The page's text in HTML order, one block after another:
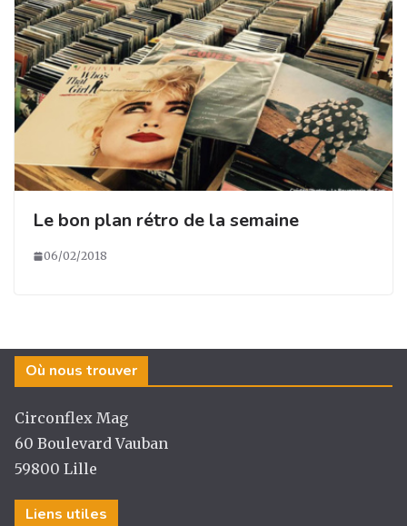
Le bon plan rétro de la semaine
06/02/2018
Où nous trouver
Circonflex Mag
60 Boulevard Vauban
59800 Lille
Liens utiles